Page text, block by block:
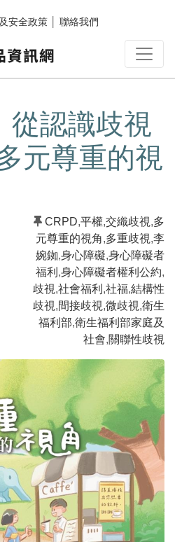
安全政策 聯絡我們
從認識歧視
元尊重的視
CRPD,平權,交織歧視,多
元尊重的視角,多重歧視,李
婉銣,身心障礙,身心障礙者
福利 ,身心障礙者權利公約,
歧視,社會福利 ,社福,結構性
歧視,間接歧視,微歧視,衛生
福利部,衛生福利部家庭及
社會,關聯性歧視